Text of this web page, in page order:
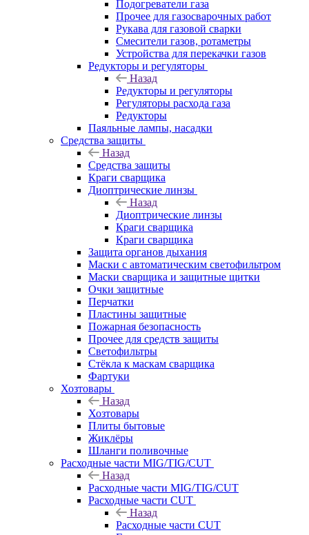
Подогреватели газа
Прочее для газосварочных работ
Рукава для газовой сварки
Смесители газов, ротаметры
Устройства для перекачки газов
Редукторы и регуляторы
Назад
Редукторы и регуляторы
Регуляторы расхода газа
Редукторы
Паяльные лампы, насадки
Средства защиты
Назад
Средства защиты
Краги сварщика
Диоптрические линзы
Назад
Диоптрические линзы
Краги сварщика
Краги сварщика
Защита органов дыхания
Маски с автоматическим светофильтром
Маски сварщика и защитные щитки
Очки защитные
Перчатки
Пластины защитные
Пожарная безопасность
Прочее для средств защиты
Светофильтры
Стёкла к маскам сварщика
Фартуки
Хозтовары
Назад
Хозтовары
Плиты бытовые
Жиклёры
Шланги поливочные
Расходные части MIG/TIG/CUT
Назад
Расходные части MIG/TIG/CUT
Расходные части CUT
Назад
Расходные части CUT